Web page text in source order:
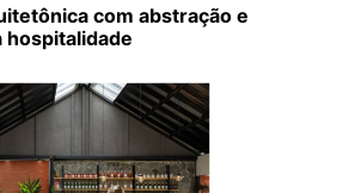
com abstração e
hospitalidade